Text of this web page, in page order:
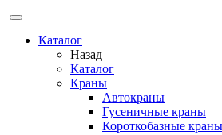
Каталог
Назад
Каталог
Краны
Автокраны
Гусеничные краны
Короткобазные краны